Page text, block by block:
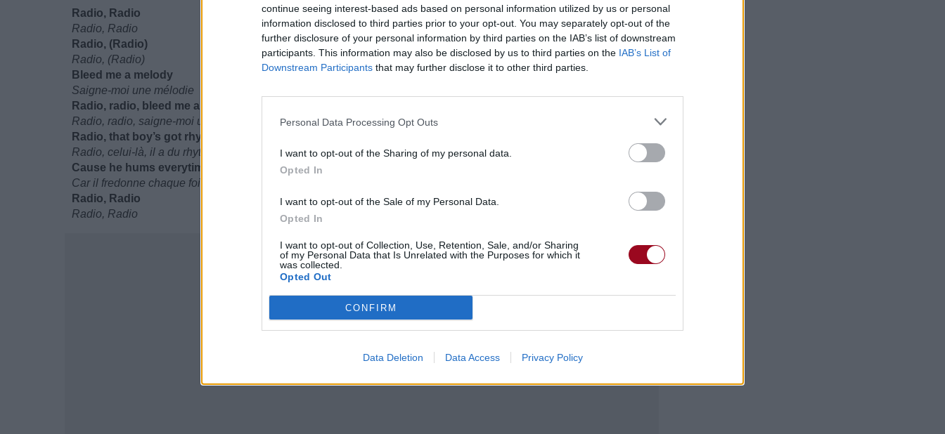
continue seeing interest-based ads based on personal information utilized by us or personal
information disclosed to third parties prior to your opt-out. You may separately opt-out of the
further disclosure of your personal information by third parties on the IAB’s list of downstream
participants. This information may also be disclosed by us to third parties on the IAB’s List of
Downstream Participants that may further disclose it to other third parties.
Personal Data Processing Opt Outs
I want to opt-out of the Sharing of my personal data.
Opted In
I want to opt-out of the Sale of my Personal Data.
Opted In
I want to opt-out of Collection, Use, Retention, Sale, and/or Sharing
of my Personal Data that Is Unrelated with the Purposes for which it
was collected.
Opted Out
CONFIRM
Data Deletion Data Access Privacy Policy
Radio, Radio
Radio, Radio
Radio, (Radio)
Radio, (Radio)
Bleed me a melody
Saigne-moi une mélodie
Radio, radio, bleed me a melody
Radio, radio, saigne-moi une mélodie
Radio, that boy’s got rhythm
Radio, celui-là, il a du rhythme
Cause he hums everytime he’s blue
Car il fredonne chaque fois qu'il est triste
Radio, Radio
Radio, Radio